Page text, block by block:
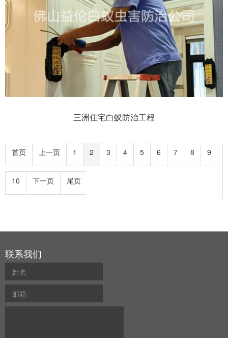
三洲住宅白蚁防治工程
首页 上一页 1 2 3 4 5 6 7 8 9
10 下一页 尾页
联系我们